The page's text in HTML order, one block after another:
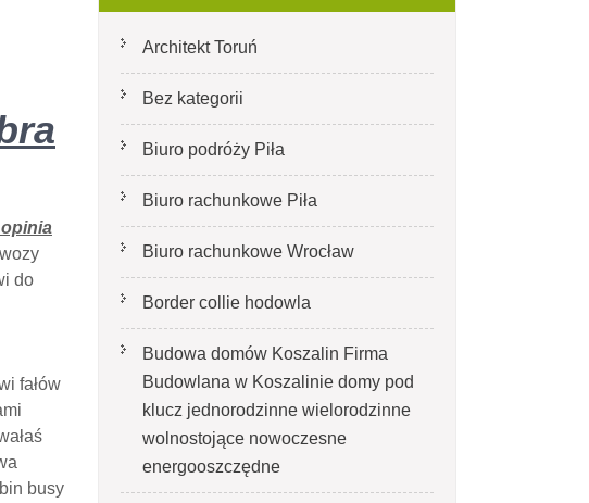
do
fałów
busy
Architekt Toruń
Bez kategorii
Biuro podróży Piła
Biuro rachunkowe Piła
Biuro rachunkowe Wrocław
Border collie hodowla
Budowa domów Koszalin Firma
Budowlana w Koszalinie domy pod
klucz jednorodzinne wielorodzinne
wolnostojące nowoczesne
energooszczędne